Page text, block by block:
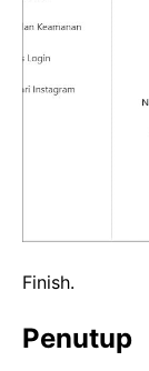
Finish.
Penutup